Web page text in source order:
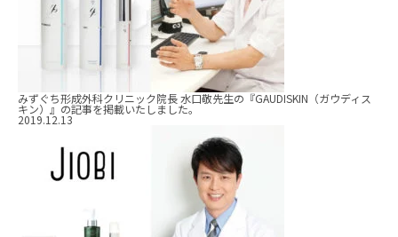
みずぐち形成外科クリニック院長 水口敬先生の『GAUDISKIN（ガウディス
キン）』の記事を掲載いたしました。
2019.12.13